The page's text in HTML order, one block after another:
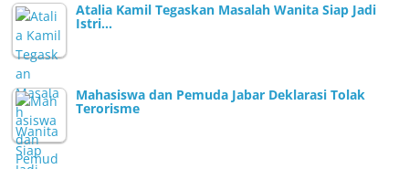
Atalia Kamil Tegaskan Masalah Wanita Siap Jadi
Istri…
Mahasiswa dan Pemuda Jabar Deklarasi Tolak
Terorisme